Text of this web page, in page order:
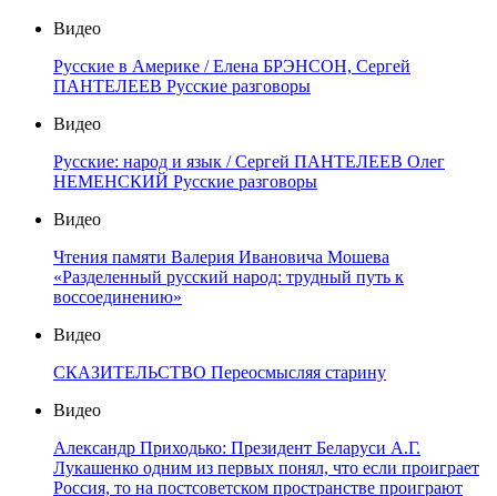
Видео
Русские в Америке / Елена БРЭНСОН, Сергей
ПАНТЕЛЕЕВ Русские разговоры
Видео
Русские: народ и язык / Сергей ПАНТЕЛЕЕВ Олег
НЕМЕНСКИЙ Русские разговоры
Видео
Чтения памяти Валерия Ивановича Мошева
«Разделенный русский народ: трудный путь к
воссоединению»
Видео
СКАЗИТЕЛЬСТВО Переосмысляя старину
Видео
Александр Приходько: Президент Беларуси А.Г.
Лукашенко одним из первых понял, что если проиграет
Россия, то на постсоветском пространстве проиграют